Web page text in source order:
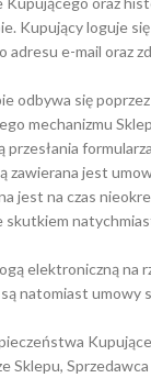
Kupujący loguje
adresu e-mail oraz
odbywa się
mechanizmu
zawierana jest
jest na czas
skutkiem
elektroniczną na
natomiast umowy
Sklepu,